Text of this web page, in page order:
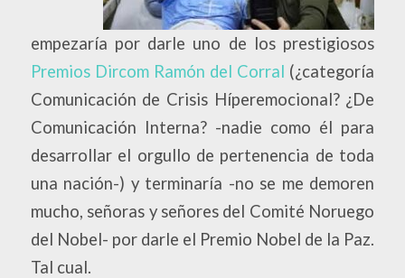
empezaría por darle uno de los prestigiosos
Premios Dircom Ramón del Corral (¿categoría
Comunicación de Crisis Híperemocional? ¿De
Comunicación Interna? -nadie como él para
desarrollar el orgullo de pertenencia de toda
una nación-) y terminaría -no se me demoren
mucho, señoras y señores del Comité Noruego
del Nobel- por darle el Premio Nobel de la Paz.
Tal cual.